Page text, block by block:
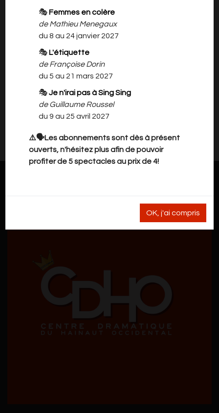
🎭 Femmes en colère
de Mathieu Menegaux
du 8 au 24 janvier 2027
🎭 L'étiquette
de Françoise Dorin
du 5 au 21 mars 2027
🎭Je n'irai pas à Sing Sing
de Guillaume Roussel
du 9 au 25 avril 2027
⚠️🗣️Les abonnements sont dès à présent
ouverts, n'hésitez plus afin de pouvoir
profiter de 5 spectacles au prix de 4!
OK, j'ai compris
(Adaptation théâtrale : Marcel
Duhamel)
Mise en scène : Chantal Dierick
Avec Jean-François Botquin, Georges Canart,
Gilles Carpreau, Michel Ghislain,
Kevin Labrune, Frédéric Laebens, Georges
Veuillez revenir plus tard.